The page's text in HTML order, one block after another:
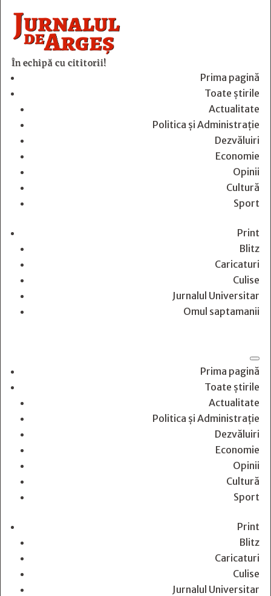
În echipă cu cititorii!
Prima pagină
Toate știrile
Actualitate
Politica și Administrație
Dezvăluiri
Economie
Opinii
Cultură
Sport
Print
Blitz
Caricaturi
Culise
Jurnalul Universitar
Omul saptamanii
Prima pagină
Toate știrile
Actualitate
Politica și Administrație
Dezvăluiri
Economie
Opinii
Cultură
Sport
Print
Blitz
Caricaturi
Culise
Jurnalul Universitar